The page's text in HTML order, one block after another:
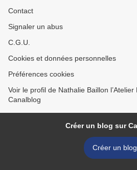
Contact
Signaler un abus
C.G.U.
Cookies et données personnelles
Préférences cookies
Voir le profil de Nathalie Baillon
Canalblog
Créer un blog sur
Créer un blog